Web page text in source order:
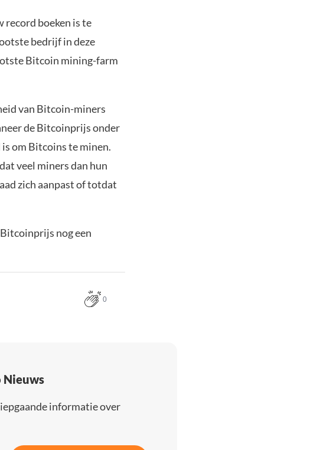
record boeken is te
bedrijf in deze
Bitcoin mining-farm
van Bitcoin-miners
de Bitcoinprijs onder
om Bitcoins te minen.
veel miners dan hun
zich aanpast of totdat
nog een
0
Nieuws
informatie over